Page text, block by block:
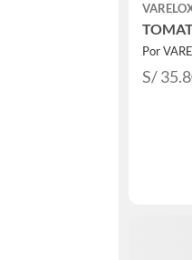
Por
S/